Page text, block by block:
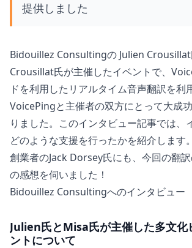
提供しました
Bidouillez Consultingの Julien
Crousillat氏が主催したイベントで、
ドを利用したリアルタイム音声翻訳を利
VoicePingと主催者の双方にとって大成
りました。このインタビュー記事では、
どのような支援を行ったかを紹介しま
創業者のJack Dorsey氏にも、今回の翻
の感想を伺いました！
Bidouillez Consultingへのインタビュー
Julien氏とMisa氏が主催した多文化
ントについて